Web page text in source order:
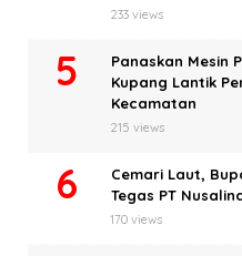
233 views
Panaskan Mesin
Kupang Lantik
Kecamatan
215 views
Cemari Laut,
Tegas PT
170 views